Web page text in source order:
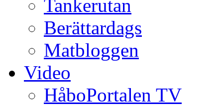
Tankerutan
Berättardags
Matbloggen
Video
HåboPortalen TV